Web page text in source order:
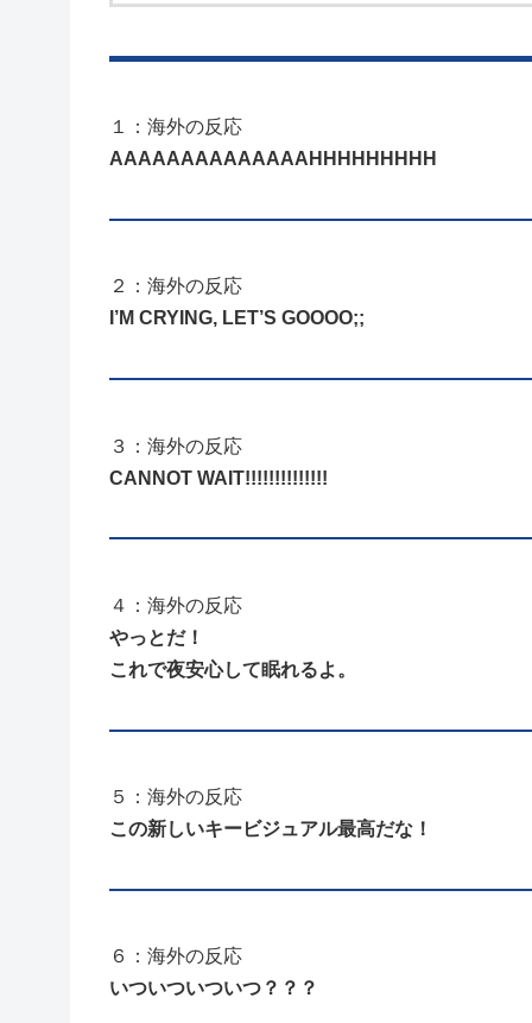
１：海外の反応
AAAAAAAAAAAAAAHHHHHHHHH
２：海外の反応
I’M CRYING, LET’S GOOOO;;
３：海外の反応
CANNOT WAIT!!!!!!!!!!!!!!
４：海外の反応
やっとだ！
これで夜安心して眠れるよ。
５：海外の反応
この新しいキービジュアル最高だな！
６：海外の反応
いついついついつ？？？